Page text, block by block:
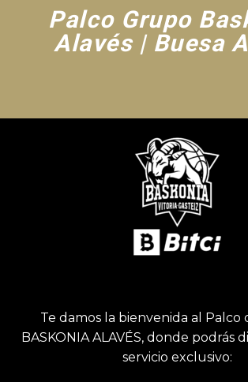
Palco Grupo
Alavés | Buesa
Te damos la bienvenida al Palco
BASKONIA ALAVÉS, donde podrás
servicio exclusivo: